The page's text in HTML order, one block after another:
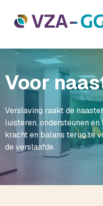
Voor
Verslaving raakt de
luisteren, ondersteunen en
kracht en balans terug te
de verslaafde.